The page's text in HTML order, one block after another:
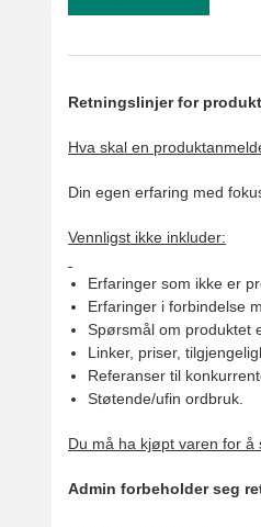
Retningslinjer for
Hva skal en
Din egen erfaring med
Vennligst ikke inkluder:
Erfaringer som ikke er
Erfaringer i forbindelse
Spørsmål om produktet
Linker, priser,
Referanser til
Støtende/ufin ordbruk.
Du må ha kjøpt varen for å
Admin forbeholder seg